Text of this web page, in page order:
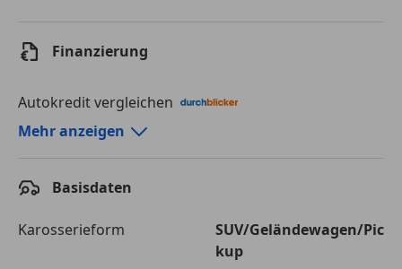
Finanzierung
Autokredit vergleichen
Autokredit-Rechner von durchblicker.at
120 Monate
Mehr anzeigen
Basisdaten
Karosserieform
SUV/Geländewagen/Pic
kup